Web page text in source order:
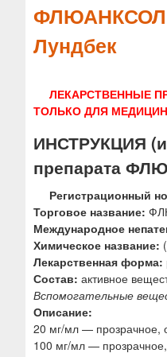
м
е
ФЛЮАНКСОЛ
Лундбек
ЛЕКАРСТВЕННЫЕ
ТОЛЬКО ДЛЯ
ИНСТРУКЦИЯ
препарата
Регистрационный
Торговое название:
Международное
Химическое название:
Лекарственная форма:
Состав: активное
Вспомогательные
Описание:
20 мг/мл — прозрачное,
100 мг/мл — прозрачное,